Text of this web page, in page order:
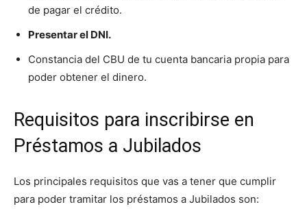
de pagar el crédito.
Presentar el DNI.
Constancia del CBU de tu cuenta bancaria propia para
poder obtener el dinero.
Requisitos para inscribirse en
Préstamos a Jubilados
Los principales requisitos que vas a tener que cumplir
para poder tramitar los préstamos a Jubilados son: